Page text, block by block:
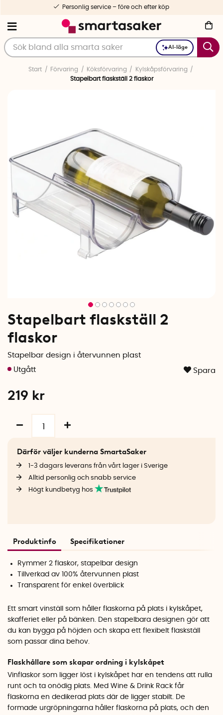
AI-läge
Personlig service – före och efter köp
Start Förvaring Köksförvaring
Kylskåpsförvaring
Stapelbart flaskställ 2 flaskor
Stapelbart flaskställ 2
flaskor
Stapelbar design i återvunnen plast
Spara
219 kr
Därför väljer kunderna SmartaSaker
1-3 dagars leverans från vårt lager i Sverige
Alltid personlig och snabb service
Högt kundbetyg hos
Produktinfo Specifikationer
Rymmer 2 flaskor, stapelbar design
Tillverkad av 100% återvunnen plast
Transparent för enkel överblick
Ett smart vinställ som håller flaskorna på plats i kylskåpet,
skafferiet eller på bänken. Den stapelbara designen gör att
du kan bygga på höjden och skapa ett flexibelt flaskställ
som passar dina behov.
Flaskhållare som skapar ordning i kylskåpet
Vinflaskor som ligger löst i kylskåpet har en tendens att rulla
runt och ta onödig plats. Med Wine & Drink Rack får
flaskorna en dedikerad plats där de ligger stabilt. De
formade urgröpningarna håller flaskorna på plats, och den